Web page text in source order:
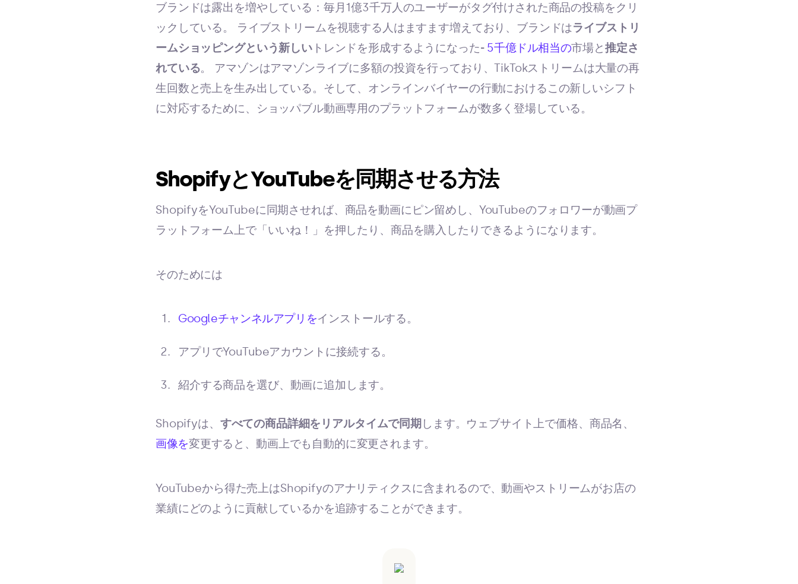
ブランドは露出を増やしている：毎月1億3千万人のユーザーがタグ付けされた商品の投稿をクリ
ックしている。 ライブストリームを視聴する人はますます増えており、ブランドはライブストリ
ームショッピングという新しいトレンドを形成するようになった- 5千億ドル相当の市場と推定さ
れている。 アマゾンはアマゾンライブに多額の投資を行っており、TikTokストリームは大量の再
生回数と売上を生み出している。そして、オンラインバイヤーの行動におけるこの新しいシフト
に対応するために、ショッパブル動画専用のプラットフォームが数多く登場している。
ShopifyとYouTubeを同期させる方法
ShopifyをYouTubeに同期させれば、商品を動画にピン留めし、YouTubeのフォロワーが動画プ
ラットフォーム上で「いいね！」を押したり、商品を購入したりできるようになります。
そのためには
Googleチャンネルアプリをインストールする。
アプリでYouTubeアカウントに接続する。
紹介する商品を選び、動画に追加します。
Shopifyは、 すべての商品詳細をリアルタイムで同期 します。ウェブサイト上で価格、商品名、
画像を変更すると、動画上でも自動的に変更されます。
YouTubeから得た売上はShopifyのアナリティクスに含まれるので、動画やストリームがお店の
業績にどのように貢献しているかを追跡することができます。